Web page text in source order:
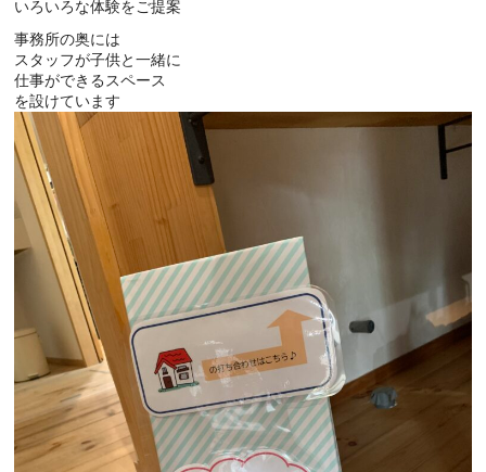
いろいろな体験をご提案
事務所の奥には
スタッフが子供と一緒に
仕事ができるスペース
を設けています